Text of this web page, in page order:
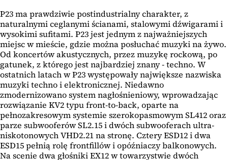
P23 ma prawdziwie postindustrialny charakter, z
naturalnymi ceglanymi ścianami, stalowymi dźwigarami i
wysokimi sufitami. P23 jest jednym z najważniejszych
miejsc w mieście, gdzie można posłuchać muzyki na żywo.
Od koncertów akustycznych, przez muzykę rockową, po
gatunek, z którego jest najbardziej znany - techno. W
ostatnich latach w P23 występowały największe nazwiska
muzyki techno i elektronicznej. Niedawno
zmodernizowano system nagłośnieniowy, wprowadzając
rozwiązanie KV2 typu front-to-back, oparte na
pełnozakresowym systemie szerokopasmowym SL412 oraz
parze subwooferów SL2.15 i dwóch subwooferach ultra-
niskotonowych VHD2.21 na stronę. Cztery ESD12 i dwa
ESD15 pełnią rolę frontfillów i opóźniaczy balkonowych.
Na scenie dwa głośniki EX12 w towarzystwie dwóch